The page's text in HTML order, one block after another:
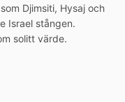
Djimsiti, Hysaj och
Israel stången.
solitt värde.